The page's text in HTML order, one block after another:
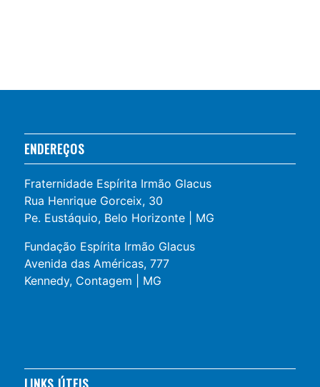
ENDEREÇOS
Fraternidade Espírita Irmão Glacus
Rua Henrique Gorceix, 30
Pe. Eustáquio, Belo Horizonte | MG
Fundação Espírita Irmão Glacus
Avenida das Américas, 777
Kennedy, Contagem | MG